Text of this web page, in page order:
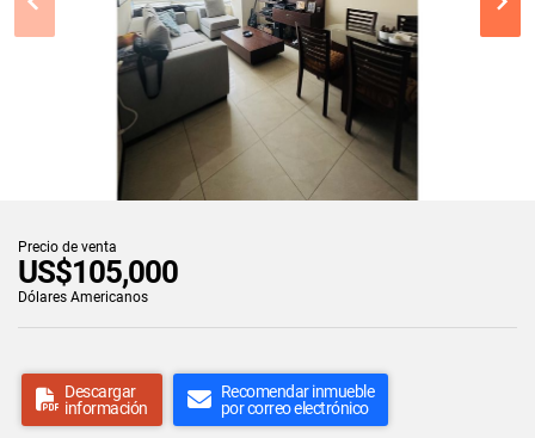
Precio de venta
US$105,000
Dólares Americanos
Descargar
información
Recomendar inmueble
por correo electrónico